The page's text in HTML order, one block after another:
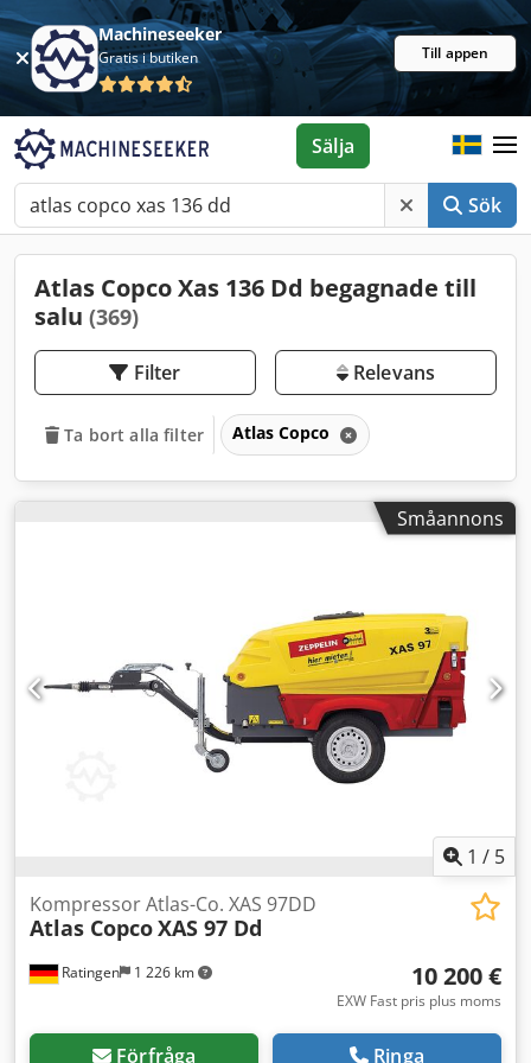
Machineseeker
Gratis i butiken Till appen
Sök
Sälja
Atlas Copco Xas 136 Dd begagnade till
salu (369)
Filter Relevans
Ta bort alla filter Atlas Copco
Småannons
1 / 5
Ratingen 1 226 km
Kompressor Atlas-Co. XAS 97DD
Atlas CopcoXAS 97 Dd
10 200 €
EXW Fast pris plus moms
Förfråga Ringa